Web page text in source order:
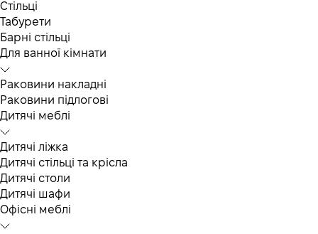
Стільці
Табурети
Барні стільці
Для ванної кімнати
Раковини накладні
Раковини підлогові
Дитячі меблі
Дитячі ліжка
Дитячі стільці та крісла
Дитячі столи
Дитячі шафи
Офісні меблі